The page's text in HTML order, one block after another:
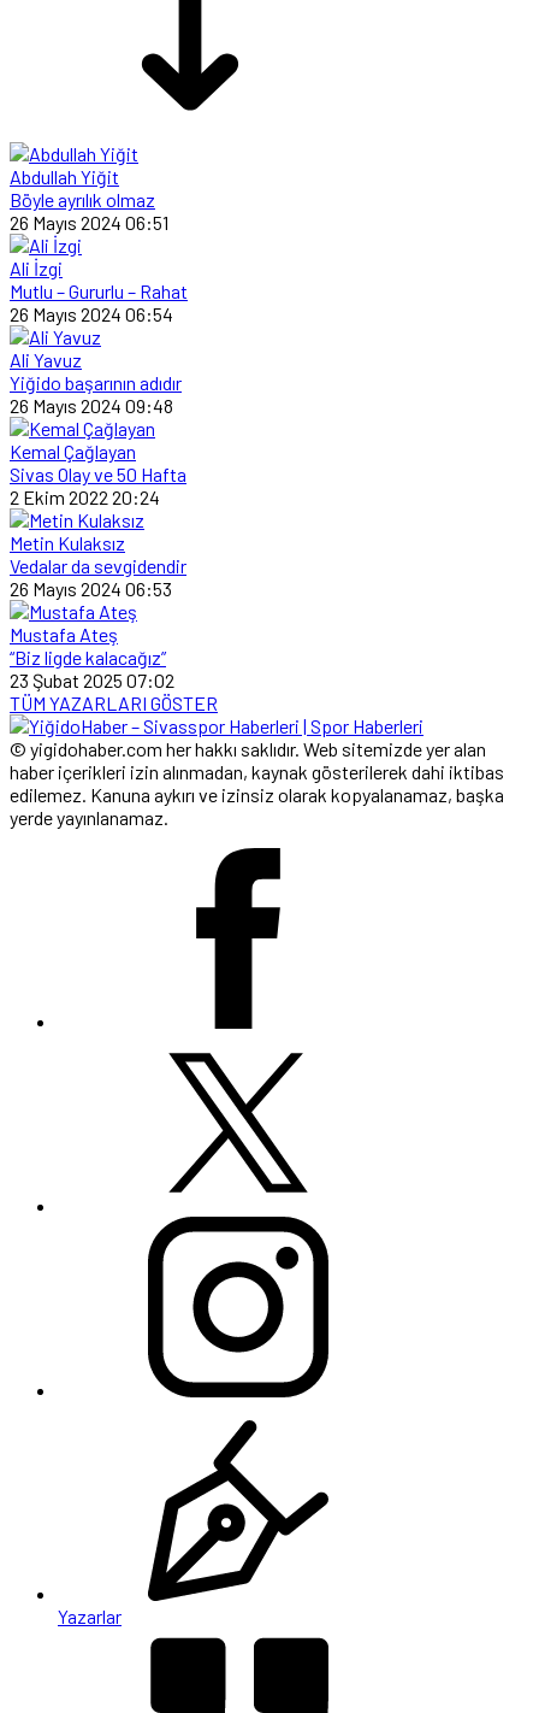
Abdullah Yiğit
Böyle ayrılık olmaz
26 Mayıs 2024 06:51
Ali İzgi
Mutlu – Gururlu – Rahat
26 Mayıs 2024 06:54
Ali Yavuz
Yiğido başarının adıdır
26 Mayıs 2024 09:48
Kemal Çağlayan
Sivas Olay ve 50 Hafta
2 Ekim 2022 20:24
Metin Kulaksız
Vedalar da sevgidendir
26 Mayıs 2024 06:53
Mustafa Ateş
“Biz ligde kalacağız”
23 Şubat 2025 07:02
TÜM YAZARLARI GÖSTER
© yigidohaber.com her hakkı saklıdır. Web sitemizde yer alan
haber içerikleri izin alınmadan, kaynak gösterilerek dahi iktibas
edilemez. Kanuna aykırı ve izinsiz olarak kopyalanamaz, başka
yerde yayınlanamaz.
Yazarlar